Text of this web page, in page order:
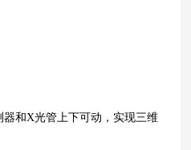
和X光管上下可动，实现三维